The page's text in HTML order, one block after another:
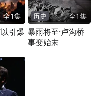
市场、两种资源，
、融通建设资金，
、分工协作、一体
转变方式上水平。
全1集
引爆
历史 全1集
暴雨将至·卢沟桥
事变始末